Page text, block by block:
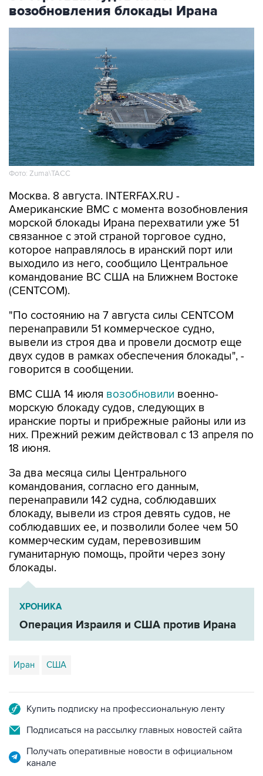
возобновления блокады Ирана
Фото: Zuma\ТАСС
Москва. 8 августа. INTERFAX.RU -
Американские ВМС с момента возобновления
морской блокады Ирана перехватили уже 51
связанное с этой страной торговое судно,
которое направлялось в иранский порт или
выходило из него, сообщило Центральное
командование ВС США на Ближнем Востоке
(CENTCOM).
"По состоянию на 7 августа силы CENTCOM
перенаправили 51 коммерческое судно,
вывели из строя два и провели досмотр еще
двух судов в рамках обеспечения блокады", -
говорится в сообщении.
ВМС США 14 июля возобновили военно-
морскую блокаду судов, следующих в
иранские порты и прибрежные районы или из
них. Прежний режим действовал с 13 апреля по
18 июня.
За два месяца силы Центрального
командования, согласно его данным,
перенаправили 142 судна, соблюдавших
блокаду, вывели из строя девять судов, не
соблюдавших ее, и позволили более чем 50
коммерческим судам, перевозившим
гуманитарную помощь, пройти через зону
блокады.
ХРОНИКА
Операция Израиля и США против Ирана
Иран США
Купить подписку на профессиональную ленту
Подписаться на рассылку главных новостей сайта
Получать оперативные новости в официальном
канале